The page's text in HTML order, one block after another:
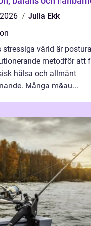
Julia Ekk
stressiga värld är
metodför att
hälsa och allmänt
Många m&au...